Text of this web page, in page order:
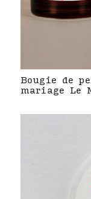
Bougie de
mariage Le